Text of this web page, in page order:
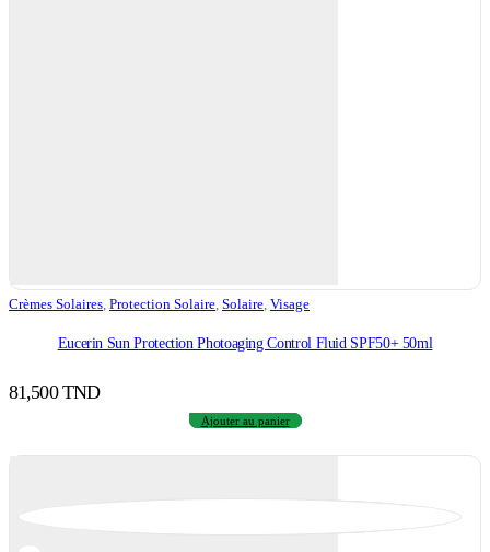
Crèmes Solaires Protection Solaire Solaire Visage
Eucerin Sun Protection Photoaging Control Fluid SPF50+ 50ml
81,500TND
Ajouter au panier